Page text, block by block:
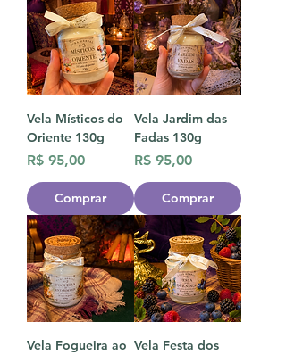
Vela Místicos do
Oriente 130g
Preço
R$ 95,00
Comprar
Vela Jardim das
Fadas 130g
Preço
R$ 95,00
Comprar
Vela Fogueira ao Vela Festa dos